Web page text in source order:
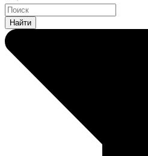
Найти